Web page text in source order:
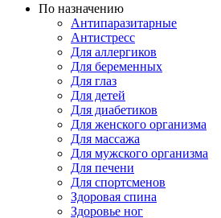
По назначению
Антипаразитарные
Антистресс
Для аллергиков
Для беременных
Для глаз
Для детей
Для диабетиков
Для женского организма
Для массажа
Для мужского организма
Для печени
Для спортсменов
Здоровая спина
Здоровье ног